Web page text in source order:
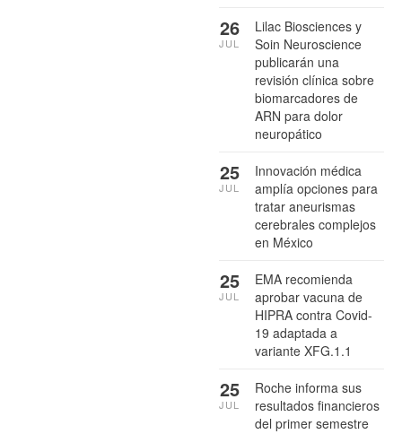
Lilac Biosciences y
Soin Neuroscience
publicarán una
revisión clínica sobre
biomarcadores de
ARN para dolor
neuropático
26
JUL
Innovación médica
amplía opciones para
tratar aneurismas
cerebrales complejos
en México
25
JUL
EMA recomienda
aprobar vacuna de
HIPRA contra Covid-
19 adaptada a
variante XFG.1.1
25
JUL
Roche informa sus
resultados financieros
del primer semestre
25
JUL